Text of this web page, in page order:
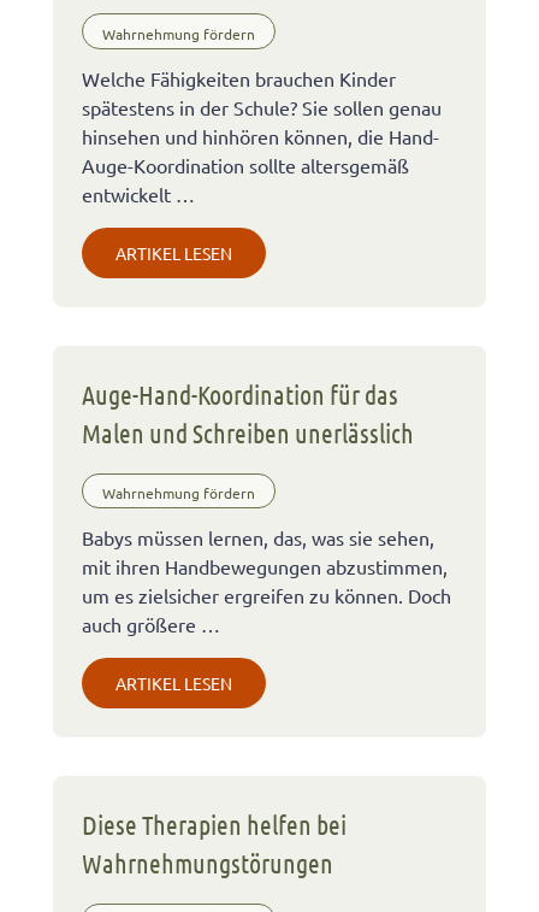
Wahrnehmung fördern
Welche Fähigkeiten brauchen Kinder
spätestens in der Schule? Sie sollen genau
hinsehen und hinhören können, die Hand-
Auge-Koordination sollte altersgemäß
entwickelt …
ARTIKEL LESEN
Auge-Hand-Koordination für das
Malen und Schreiben unerlässlich
Wahrnehmung fördern
Babys müssen lernen, das, was sie sehen,
mit ihren Handbewegungen abzustimmen,
um es zielsicher ergreifen zu können. Doch
auch größere …
ARTIKEL LESEN
Diese Therapien helfen bei
Wahrnehmungstörungen